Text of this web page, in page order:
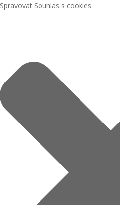
Spravovat Souhlas s cookies